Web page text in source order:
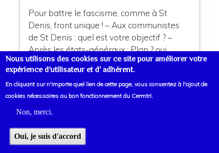
Nous utilisons des cookies sur ce site pour améliorer votre
expérience d'utilisateur et d' adhérent.
En cliquant sur n'importe quel lien de cette page, vous consentez à l'ajout de
cookies nécessaires au bon fonctionnement du Cermtri.
Non, merci.
Oui, je suis d'accord
Pour battre le fascisme, comme à St
Denis, front unique ! – Aux communistes
de St Denis : quel est votre objectif ? –
Après les états-généraux : Plan ? oui,
contre la bourgeoisie, pour les travailleurs
– La combativité des Jeunesses
Socialistes de la Seine s’exprime vers une
nouvelle internationale – La Ligue
mobilisée pour la lutte – Que signifie la
résolution des « Etats Généraux du
Travail » ? – A propos du plan Roosevelt –
Et ça, est-ce la démocratie ? – La grève